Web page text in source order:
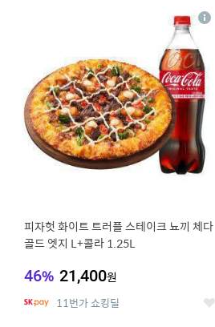
피자헛 화이트 트러플 스테이크 뇨끼 체다
골드 엣지 L+콜라 1.25L
46% 21,400원
11번가 쇼킹딜 좋
상